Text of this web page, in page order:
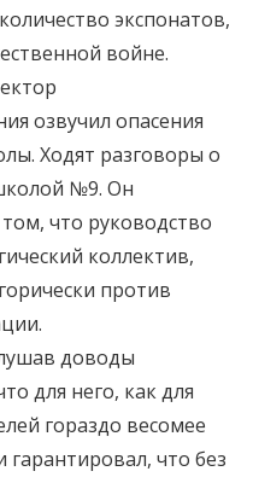
экспонатов,
войне.
озвучил опасения
Ходят разговоры о
№9. Он
что руководство
коллектив,
против
доводы
для него, как для
гораздо весомее
что без